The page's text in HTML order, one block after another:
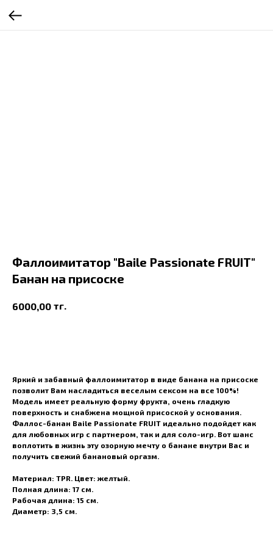
Фаллоимитатор "Baile Passionate FRUIT"
Банан на присоске
6000,00 тг.
Яркий и забавный фаллоимитатор в виде банана на присоске
позволит Вам насладиться веселым сексом на все 100%!
Модель имеет реальную форму фрукта, очень гладкую
поверхность и снабжена мощной присоской у основания.
Фаллос-банан Baile Passionate FRUIT идеально подойдет как
для любовных игр с партнером, так и для соло-игр. Вот шанс
воплотить в жизнь эту озорную мечту о банане внутри Вас и
получить свежий банановый оргазм.
Материал: TPR. Цвет: желтый.
Полная длина: 17 см.
Рабочая длина: 15 см.
Диаметр: 3,5 см.